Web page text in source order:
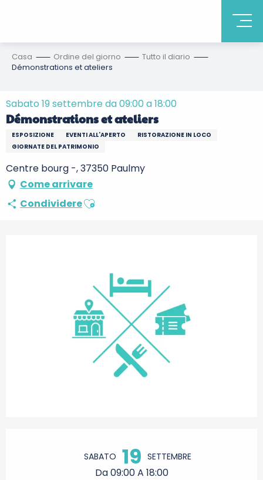
Casa Ordine del giorno
Tutto il diario
Démonstrations et ateliers
Sabato 19 settembre da 09:00 a 18:00
Démonstrations et ateliers
ESPOSIZIONE EVENTI ALL'APERTO
RISTORAZIONE IN LOCO
GIORNATE DEL PATRIMONIO
Centre bourg -, 37350 Paulmy
Come arrivare
CondividereAjouter aux favoris
SABATO 19 SETTEMBRE
Da 09:00 A 18:00